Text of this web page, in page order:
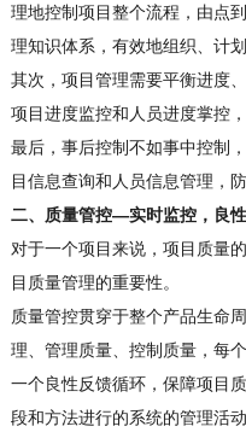
理地控制项目整个流程，由点
理知识体系，有效地组织、计
其次，项目管理需要平衡进度
项目进度监控和人员进度掌控
最后，事后控制不如事中控制
目信息查询和人员信息管理，防
二、质量管控—实时监控，良
对于一个项目来说，项目质量
目质量管理的重要性。
质量管控贯穿于整个产品生命
理、管理质量、控制质量，每
一个良性反馈循环，保障项目
段和方法进行的系统的管理活